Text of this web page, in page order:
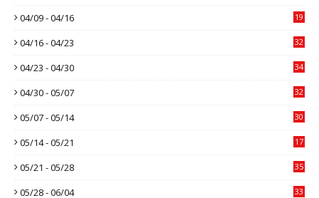
04/09 - 04/16 19
04/16 - 04/23 32
04/23 - 04/30 34
04/30 - 05/07 32
05/07 - 05/14 30
05/14 - 05/21 17
05/21 - 05/28 35
05/28 - 06/04 33